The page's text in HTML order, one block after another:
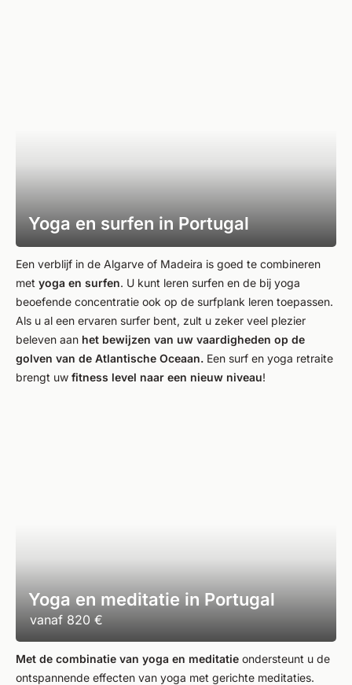
Yoga en surfen in Portugal
Een verblijf in de Algarve of Madeira is goed te combineren
met yoga en surfen. U kunt leren surfen en de bij yoga
beoefende concentratie ook op de surfplank leren toepassen.
Als u al een ervaren surfer bent, zult u zeker veel plezier
beleven aan het bewijzen van uw vaardigheden op de
golven van de Atlantische Oceaan. Een surf en yoga retraite
brengt uw fitness level naar een nieuw niveau!
Yoga en meditatie in Portugal
vanaf 820 €
Met de combinatie van yoga en meditatie ondersteunt u de
ontspannende effecten van yoga met gerichte meditaties.